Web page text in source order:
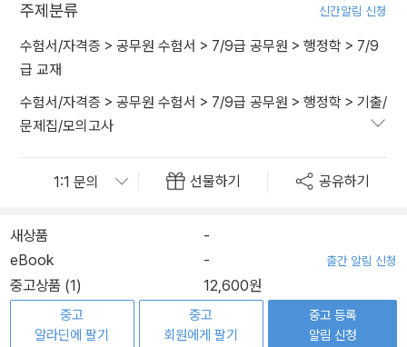
주제분류 신간알림 신청
수험서/자격증 > 공무원 수험서 > 7/9급 공무원 > 행정학 > 7/9
급 교재
수험서/자격증 > 공무원 수험서 > 7/9급 공무원 > 행정학 > 기출/
문제집/모의고사
선물하기 공유하기
새상품
-
eBook
- 출간 알림 신청
중고상품 (1) 12,600원
중고
알라딘에 팔기
중고
회원에게 팔기
중고 등록
알림 신청